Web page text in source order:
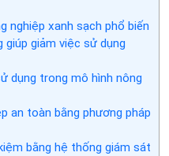
nghiệp xanh sạch phổ biến
giảm việc sử dụng
dụng trong mô hình nông
an toàn bằng phương pháp
bằng hệ thống giám sát